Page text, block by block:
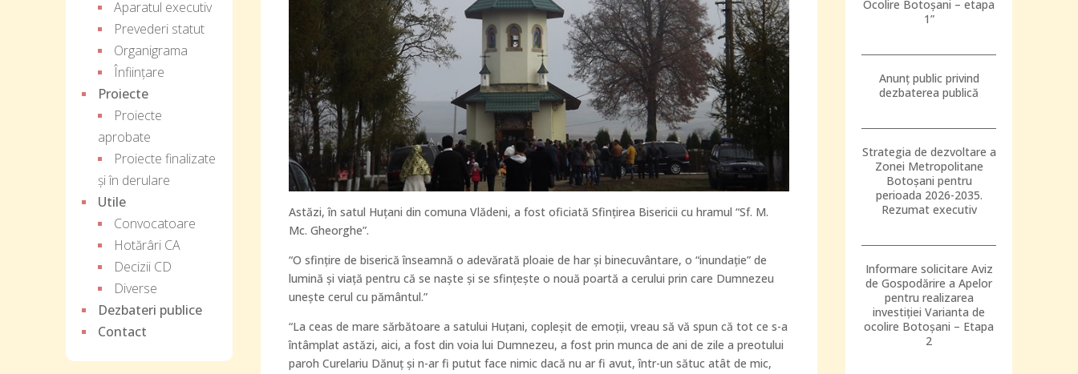
Aparatul executiv
Prevederi statut
Organigrama
Înființare
Proiecte
Proiecte
aprobate
Proiecte finalizate
și în derulare
Utile
Convocatoare
Hotărâri CA
Decizii CD
Diverse
Dezbateri publice
Contact
Astăzi, în satul Huțani din comuna Vlădeni, a fost oficiată Sfințirea Bisericii cu hramul “Sf. M.
Mc. Gheorghe”.
“O sfințire de biserică înseamnă o adevărată ploaie de har și binecuvântare, o “inundație” de
lumină și viață pentru că se naște și se sfințește o nouă poartă a cerului prin care Dumnezeu
unește cerul cu pământul.”
“La ceas de mare sărbătoare a satului Huțani, copleșit de emoții, vreau să vă spun că tot ce s-a
întâmplat astăzi, aici, a fost din voia lui Dumnezeu, a fost prin munca de ani de zile a preotului
paroh Curelariu Dănuț și n-ar fi putut face nimic dacă nu ar fi avut, într-un sătuc atât de mic,
Ocolire Botoșani – etapa
1”
Anunț public privind
dezbaterea publică
Strategia de dezvoltare a
Zonei Metropolitane
Botoșani pentru
perioada 2026-2035.
Rezumat executiv
Informare solicitare Aviz
de Gospodărire a Apelor
pentru realizarea
investiției Varianta de
ocolire Botoșani – Etapa
2